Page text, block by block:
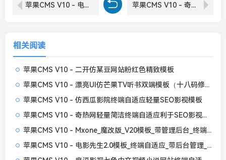
苹果CMS V10 - 电影先生2.0模板_终端自适应_带后台管理_全开源无加密 苹果CMS V10 - 奇热网轻量简洁终端自适应利于SEO影视模板
相关阅读
苹果CMS V10 - 二开仿某豆网站粉红色精致模板
苹果CMS V10 - 漂亮UI仿芒果TV听书双端模板（十八码修复无错开源版）
苹果CMS V10 - 仿西瓜影院终端自适应轻量SEO影视模板
苹果CMS V10 - 奇热网轻量简洁终端自适应利于SEO影视模板
苹果CMS V10 - Mxone_魔改版_V20模板_带管理后台_终端自适应
苹果CMS V10 - 电影先生2.0模板_终端自适应_带后台管理_全开源无加密